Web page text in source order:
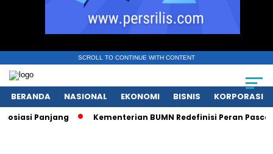
SCROLL TO CONTINUE WITH CONTENT
BERANDA NASIONAL EKONOMI BISNIS KORPORASI
Panjang Kementerian BUMN Redefinisi Peran Pasca